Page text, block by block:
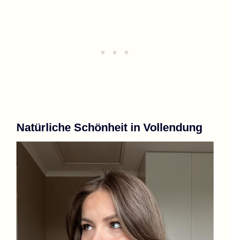
Natürliche Schönheit in Vollendung